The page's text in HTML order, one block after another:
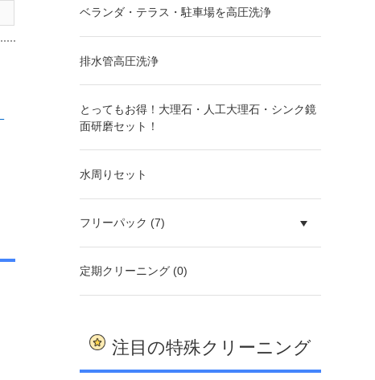
ベランダ・テラス・駐車場を高圧洗浄
排水管高圧洗浄
とってもお得！大理石・人工大理石・シンク鏡
面研磨セット！
水周りセット
フリーパック (7)
定期クリーニング (0)
注目の特殊クリーニング